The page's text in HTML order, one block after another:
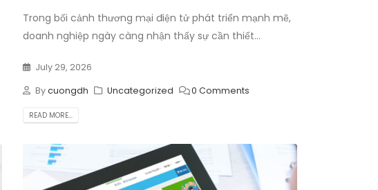
Trong bối cảnh thương mại điện tử phát triển mạnh mẽ,
doanh nghiệp ngày càng nhận thấy sự cần thiết...
July 29, 2026
Bycuongdh Uncategorized 0 Comments
READ MORE...